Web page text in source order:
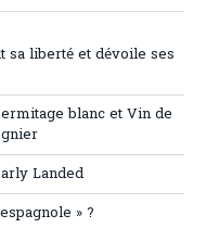
sa liberté et dévoile ses
blanc et Vin de
Landed
» ?